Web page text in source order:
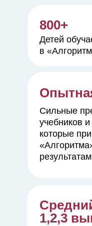
Сильные
учебников
которые
1,2,3
800+
Детей
в